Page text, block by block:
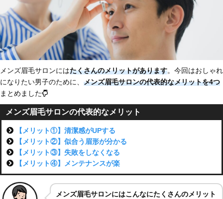
メンズ眉毛サロンにはたくさんのメリットがあります。今回はおしゃれ
になりたい男子のために、 メンズ眉毛サロンの代表的なメリットを4つ
まとめました
メンズ眉毛サロンの代表的なメリット
【メリット①】清潔感がUPする
【メリット②】似合う眉形が分かる
【メリット③】失敗をしなくなる
【メリット④】メンテナンスが楽
メンズ眉毛サロンにはこんなにたくさんのメリット